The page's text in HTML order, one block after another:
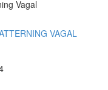
Vagal
VAGAL